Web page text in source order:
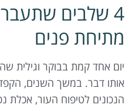
4 שלבים
מתיחת פנים
יום אחד קמת בבוקר וגילית
אותו דבר. במשך השנים,
הנכונים לטיפוח העור, אכלת